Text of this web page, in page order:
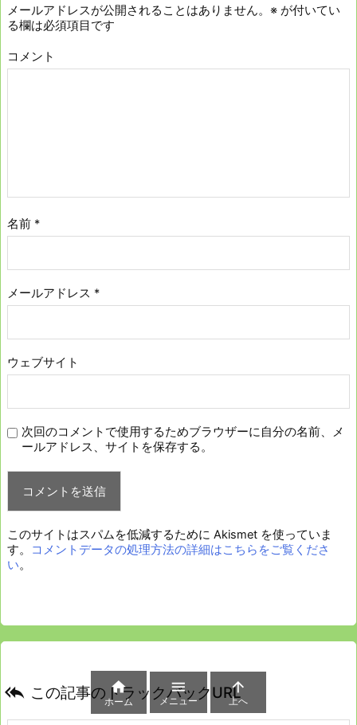
メールアドレスが公開されることはありません。 ※ が付いてい
る欄は必須項目です
コメント
名前 *
メールアドレス *
ウェブサイト
次回のコメントで使用するためブラウザーに自分の名前、メ
ールアドレス、サイトを保存する。
このサイトはスパムを低減するために Akismet を使っていま
す。
コメントデータの処理方法の詳細はこちらをご覧くださ
い。
 この記事のトラックバックURL

ホーム

メニュー

上へ